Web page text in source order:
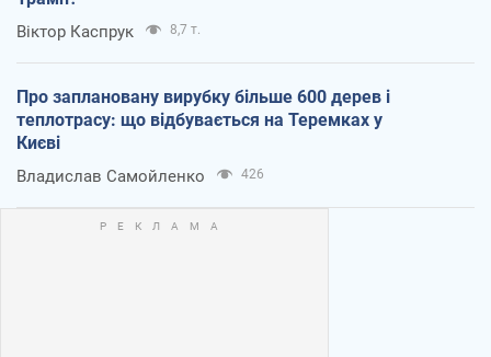
Віктор Каспрук 8,7 т.
Про заплановану вирубку більше 600 дерев і
теплотрасу: що відбувається на Теремках у
Києві
Владислав Самойленко 426